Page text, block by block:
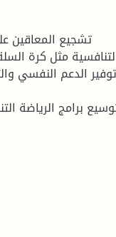
مثل كرة